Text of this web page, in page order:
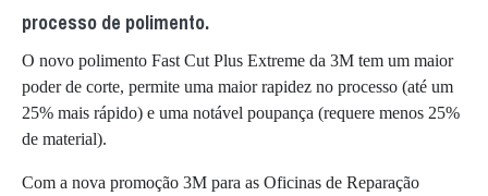
processo de polimento.
O novo polimento Fast Cut Plus Extreme da 3M tem um maior
poder de corte, permite uma maior rapidez no processo (até um
25% mais rápido) e uma notável poupança (requere menos 25%
de material).
Com a nova promoção 3M para as Oficinas de Reparação